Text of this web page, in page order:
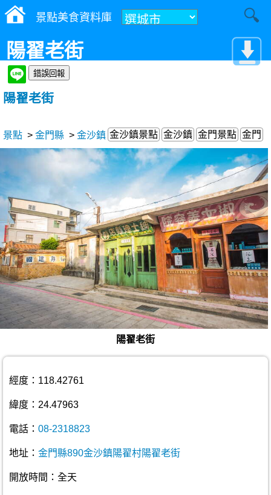
景點美食資料庫
陽翟老街
陽翟老街
景點 > 金門縣 > 金沙鎮 金沙鎮景點 金沙鎮 金門景點 金門
陽翟老街
經度：118.42761
緯度：24.47963
電話： 08-2318823
地址： 金門縣890金沙鎮陽翟村陽翟老街
開放時間：全天